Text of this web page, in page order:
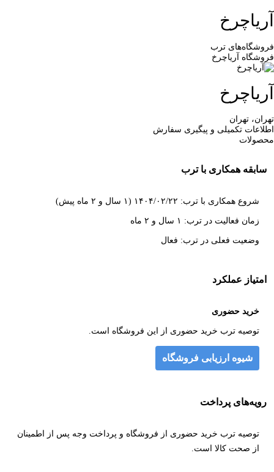
آریاچرخ
فروشگاه‌های ترب
فروشگاه آریاچرخ
آریاچرخ
تهران، تهران
اطلاعات تکمیلی و پیگیری سفارش
محصولات
سابقه همکاری با ترب
شروع همکاری با ترب: ۱۴۰۴/۰۲/۲۲ (۱ سال و ۲ ماه پیش)
زمان فعالیت در ترب: ۱ سال و ۲ ماه
وضعیت فعلی در ترب: فعال
امتیاز عملکرد
خرید حضوری
توصیه ترب خرید حضوری از این فروشگاه است.
شیوه ارزیابی فروشگاه
رویه‌های پرداخت
توصیه ترب خرید حضوری از فروشگاه و پرداخت وجه پس از اطمینان
از صحت کالا است.